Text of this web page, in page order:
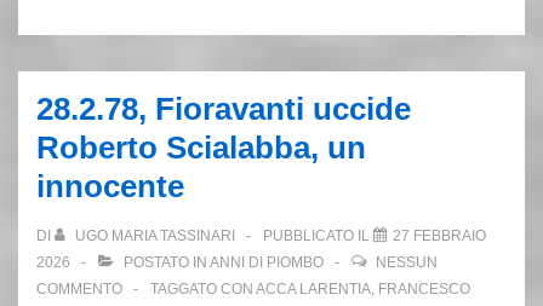
l’appuntato
Gurrieri
28.2.78, Fioravanti uccide
Roberto Scialabba, un
innocente
DI UGO MARIA TASSINARI PUBBLICATO IL
27 FEBBRAIO
2026
POSTATO IN ANNI DI PIOMBO
NESSUN
COMMENTO
TAGGATO CON ACCA LARENTIA, FRANCESCO